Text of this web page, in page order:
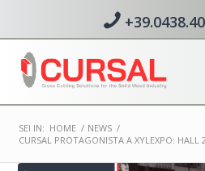
SEI IN: HOME / NEWS /
CURSAL PROTAGONISTA A XYLEXPO: HALL